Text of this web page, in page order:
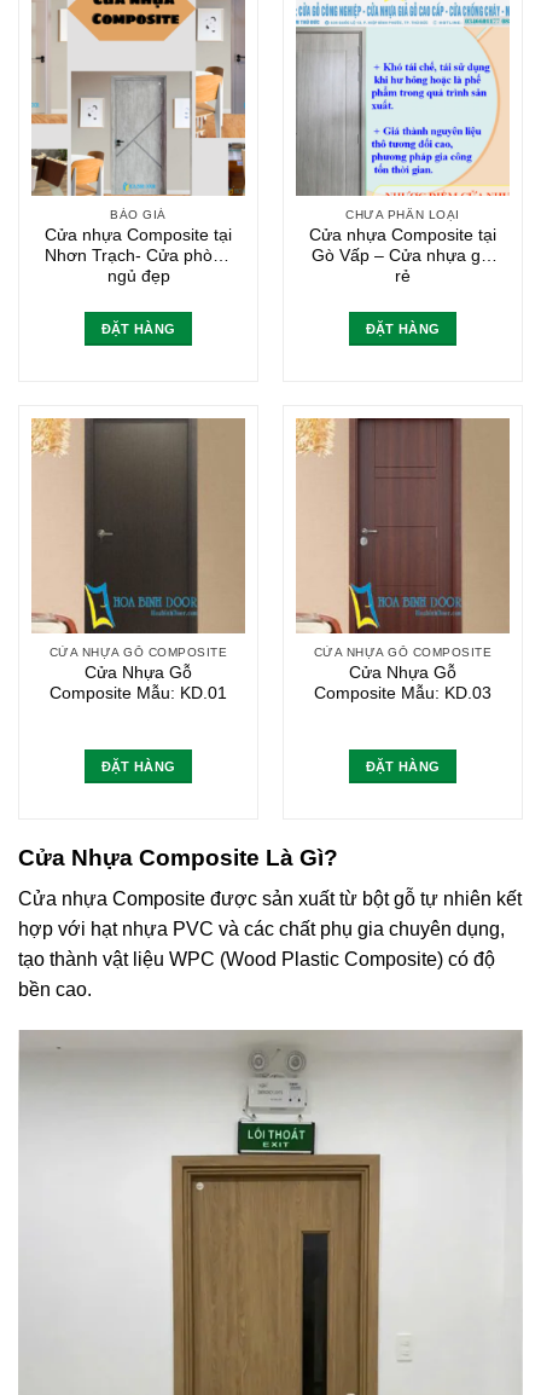
BÁO GIÁ
Cửa nhựa Composite tại
Nhơn Trạch- Cửa phòng
ngủ đẹp
ĐẶT HÀNG
CHƯA PHÂN LOẠI
Cửa nhựa Composite tại
Gò Vấp – Cửa nhựa giá
rẻ
ĐẶT HÀNG
CỬA NHỰA GỖ COMPOSITE
Cửa Nhựa Gỗ
Composite Mẫu: KD.01
ĐẶT HÀNG
CỬA NHỰA GỖ COMPOSITE
Cửa Nhựa Gỗ
Composite Mẫu: KD.03
ĐẶT HÀNG
Cửa Nhựa Composite Là Gì?
Cửa nhựa Composite được sản xuất từ bột gỗ tự nhiên kết
hợp với hạt nhựa PVC và các chất phụ gia chuyên dụng,
tạo thành vật liệu WPC (Wood Plastic Composite) có độ
bền cao.